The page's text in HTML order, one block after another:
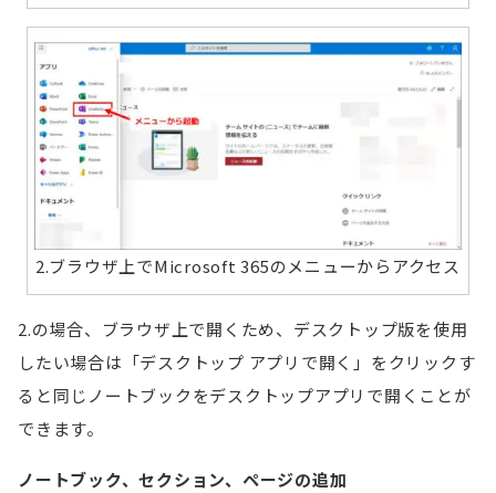
2.ブラウザ上でMicrosoft 365のメニューからアクセス
2.の場合、ブラウザ上で開くため、デスクトップ版を使用
したい場合は「デスクトップ アプリで開く」をクリックす
ると同じノートブックをデスクトップアプリで開くことが
できます。
ノートブック、セクション、ページの追加